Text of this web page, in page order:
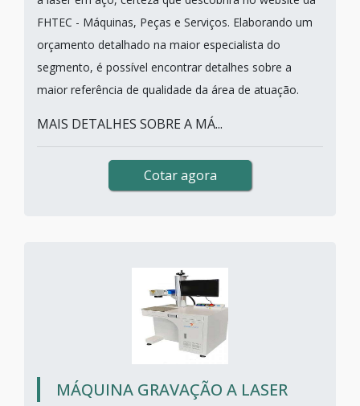
FHTEC - Máquinas, Peças e Serviços. Elaborando um
orçamento detalhado na maior especialista do
segmento, é possível encontrar detalhes sobre a
maior referência de qualidade da área de atuação.
MAIS DETALHES SOBRE A MÁ...
Cotar agora
MÁQUINA GRAVAÇÃO A LASER